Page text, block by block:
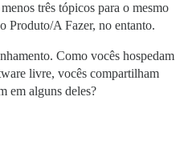
três tópicos para o mesmo
Produto/A Fazer, no entanto.
Como vocês hospedam
livre, vocês compartilham
em alguns deles?